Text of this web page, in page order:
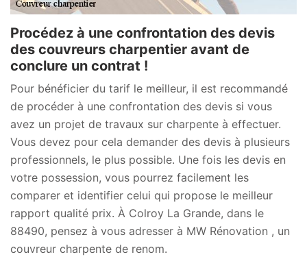
Procédez à une confrontation des devis
des couvreurs charpentier avant de
conclure un contrat !
Pour bénéficier du tarif le meilleur, il est recommandé
de procéder à une confrontation des devis si vous
avez un projet de travaux sur charpente à effectuer.
Vous devez pour cela demander des devis à plusieurs
professionnels, le plus possible. Une fois les devis en
votre possession, vous pourrez facilement les
comparer et identifier celui qui propose le meilleur
rapport qualité prix. À Colroy La Grande, dans le
88490, pensez à vous adresser à MW Rénovation , un
couvreur charpente de renom.